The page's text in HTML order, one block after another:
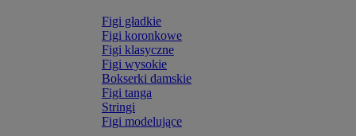
Figi gładkie
Figi koronkowe
Figi klasyczne
Figi wysokie
Bokserki damskie
Figi tanga
Stringi
Figi modelujące